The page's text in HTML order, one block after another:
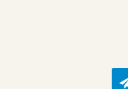
تيلقرام